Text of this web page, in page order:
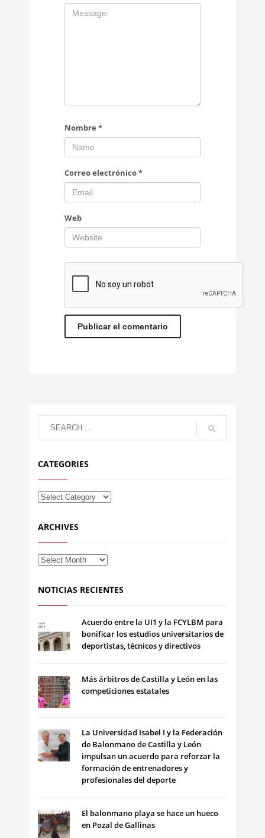
Nombre *
Correo electrónico*
Web
CATEGORIES
ARCHIVES
NOTICIAS RECIENTES
Acuerdo entre la UI1 y la FCYLBM para
bonificar los estudios universitarios de
deportistas, técnicos y directivos
Más árbitros de Castilla y León en las
competiciones estatales
La Universidad Isabel I y la Federación
de Balonmano de Castilla y León
impulsan un acuerdo para reforzar la
formación de entrenadores y
profesionales del deporte
El balonmano playa se hace un hueco
en Pozal de Gallinas